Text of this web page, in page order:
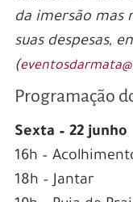
da imersão mas
suas despesas,
(
Programação
Sexta – 22 junho
16h –
18h – Jantar